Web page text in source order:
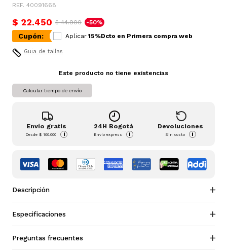
REF. 40091668
$ 22.450 $ 44.900 -50%
Cupón: Aplicar 15%Dcto en Primera compra web
Guia de tallas
Este producto no tiene existencias
Calcular tiempo de envío
Envío gratis
Desde$ 100.000 i
24H Bogotá
Envío express i
Devoluciones
Sin costo i
Descripción
Especificaciones
Preguntas frecuentes